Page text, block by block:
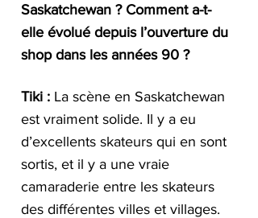
Saskatchewan ? Comment a-t-
elle évolué depuis l’ouverture du
shop dans les années 90 ?
Tiki : La scène en Saskatchewan
est vraiment solide. Il y a eu
d’excellents skateurs qui en sont
sortis, et il y a une vraie
camaraderie entre les skateurs
des différentes villes et villages.